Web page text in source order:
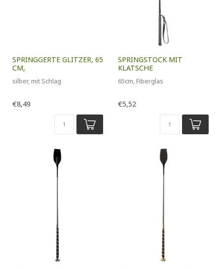
SPRINGGERTE GLITZER, 65
CM,
silber, mit Schlag
€8,49
SPRINGSTOCK MIT
KLATSCHE
65cm, Fiberglas
€5,52